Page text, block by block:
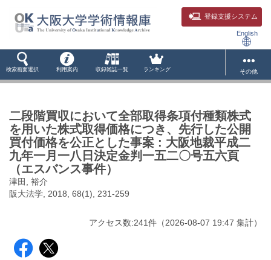
登録支援システム
English
検索画面選択 利用案内 収録雑誌一覧 ランキング その他
二段階買収において全部取得条項付種類株式
を用いた株式取得価格につき、先行した公開
買付価格を公正とした事案 : 大阪地裁平成二
九年一月一八日決定金判一五二〇号五六頁
（エスバンス事件）
津田, 裕介
阪大法学, 2018, 68(1), 231-259
アクセス数:241件 （2026-08-07 19:47 集計）